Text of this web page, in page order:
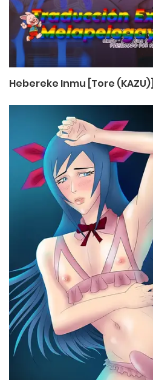
Hebereke Inmu [Tore (KAZU)]